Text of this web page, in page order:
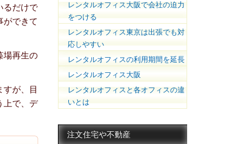
るだけで
ができて
場再生の
が、目
上で、デ
レンタルオフィス大阪で会社の迫力
をつける
レンタルオフィス東京は出張でも対
応しやすい
レンタルオフィスの利用期間を延長
レンタルオフィス大阪
レンタルオフィスと各オフィスの違
いとは
注文住宅や不動産